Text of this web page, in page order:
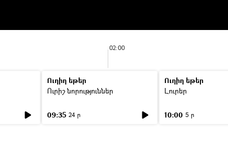
02:00
Ուղիղ եթեր
Ուրիշ նորություններ
09:35 24 ր
Ուղիղ եթեր
Լուրեր
10:00 5 ր